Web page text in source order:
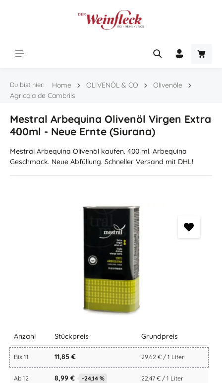
Du bist hier: Home OLIVENÖL & CO
Olivenöle
Agricola de Cambrils
Mestral Arbequina Olivenöl Virgen Extra
400ml - Neue Ernte (Siurana)
Mestral Arbequina Olivenöl kaufen. 400 ml. Arbequina
Geschmack. Neue Abfüllung. Schneller Versand mit DHL!
Bildergalerie überspringen
Anzahl Stückpreis Grundpreis
Bis 11 11,85 € 29,62 € / 1 Liter
Ab 12 8,99 € -24,14 % 22,47 € / 1 Liter